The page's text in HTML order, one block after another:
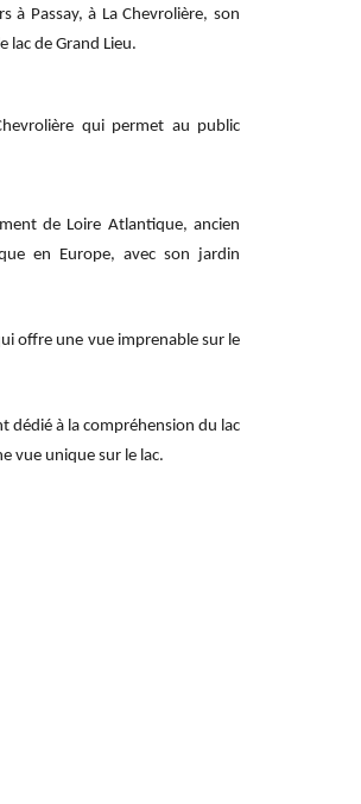
à Passay, à La Chevrolière, son
lac de Grand Lieu.
qui permet au public
de Loire Atlantique, ancien
en Europe, avec son jardin
offre une vue imprenable sur le
dédié à la compréhension du lac
vue unique sur le lac.